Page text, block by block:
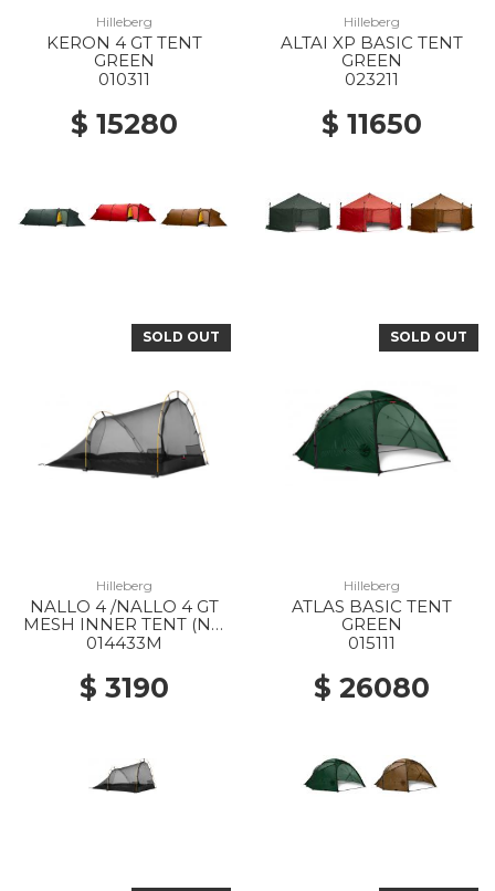
Hilleberg
KERON 4 GT TENT
GREEN
010311
$ 15280
Hilleberg
ALTAI XP BASIC TENT
GREEN
023211
$ 11650
SOLD OUT
Hilleberg
NALLO 4 /NALLO 4 GT
MESH INNER TENT (NO
POLES) --
014433M
$ 3190
SOLD OUT
Hilleberg
ATLAS BASIC TENT
GREEN
015111
$ 26080